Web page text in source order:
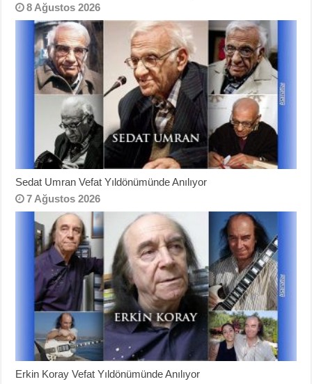
8 Ağustos 2026
Sedat Umran Vefat Yıldönümünde Anılıyor
7 Ağustos 2026
Erkin Koray Vefat Yıldönümünde Anılıyor